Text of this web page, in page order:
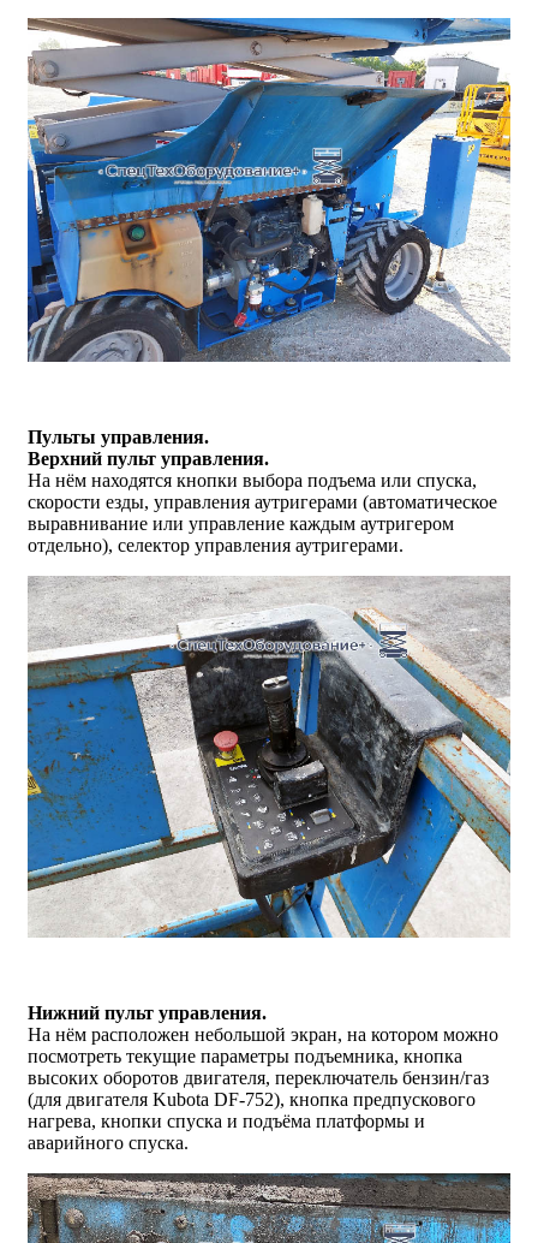
Пульты управления.
Верхний пульт управления.
На нём находятся кнопки выбора подъема или спуска,
скорости езды, управления аутригерами (автоматическое
выравнивание или управление каждым аутригером
отдельно), селектор управления аутригерами.
Нижний пульт управления.
На нём расположен небольшой экран, на котором можно
посмотреть текущие параметры подъемника, кнопка
высоких оборотов двигателя, переключатель бензин/газ
(для двигателя Kubota DF-752), кнопка предпускового
нагрева, кнопки спуска и подъёма платформы и
аварийного спуска.